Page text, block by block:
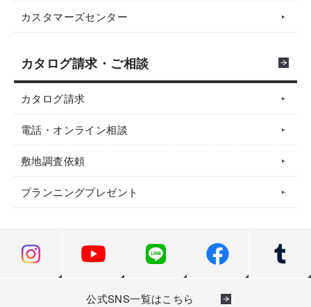
カスタマーズセンター
カタログ請求・ご相談
カタログ請求
電話・オンライン相談
敷地調査依頼
プランニングプレゼント
公式SNS一覧はこちら